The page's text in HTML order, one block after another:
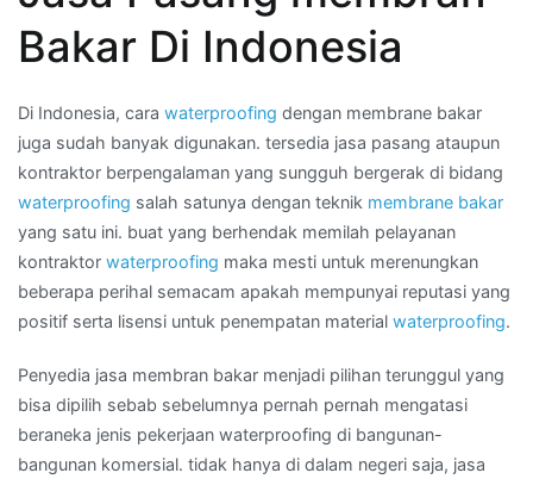
di
LUBUKLINGGAU
Bakar Di Indonesia
Di Indonesia, cara waterproofing dengan membrane bakar
juga sudah banyak digunakan. tersedia jasa pasang ataupun
kontraktor berpengalaman yang sungguh bergerak di bidang
waterproofing salah satunya dengan teknik membrane bakar
yang satu ini. buat yang berhendak memilah pelayanan
kontraktor waterproofing maka mesti untuk merenungkan
beberapa perihal semacam apakah mempunyai reputasi yang
positif serta lisensi untuk penempatan material waterproofing.
Penyedia jasa membran bakar menjadi pilihan terunggul yang
bisa dipilih sebab sebelumnya pernah pernah mengatasi
beraneka jenis pekerjaan waterproofing di bangunan-
bangunan komersial. tidak hanya di dalam negeri saja, jasa